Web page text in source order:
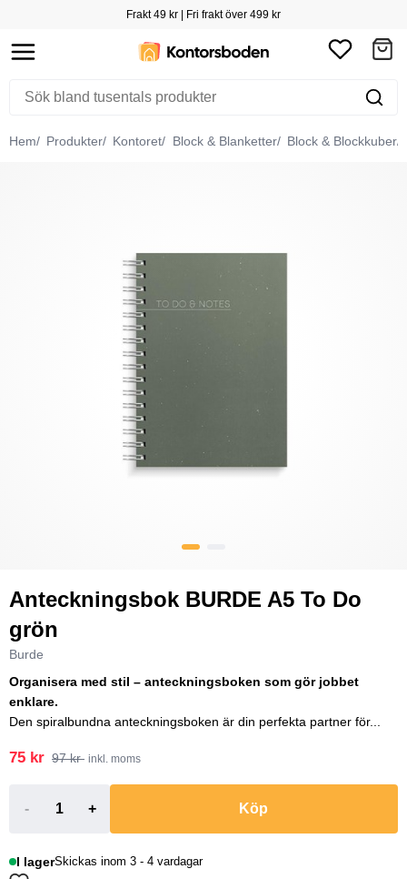
Frakt 49 kr | Fri frakt över 499 kr
Hem Produkter Kontoret Block & Blanketter Block & Blockkuber
Anteckningsbok BURDE A5 To Do
grön
Burde
Organisera med stil – anteckningsboken som gör jobbet
enklare.
Den spiralbundna anteckningsboken är din perfekta partner för...
75 kr 97 kr inkl. moms
- + Köp
I lagerSkickas inom 3 - 4 vardagar